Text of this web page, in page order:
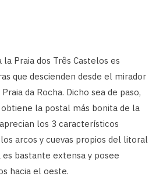
la Praia dos Três Castelos es
que descienden desde el mirador
da Rocha. Dicho sea de paso,
la postal más bonita de la
los 3 característicos
arcos y cuevas propios del litoral
bastante extensa y posee
hacia el oeste.